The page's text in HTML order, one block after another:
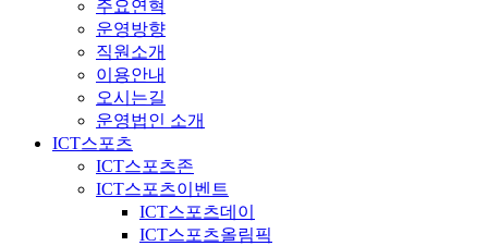
주요연혁
운영방향
직원소개
이용안내
오시는길
운영법인 소개
ICT스포츠
ICT스포츠존
ICT스포츠이벤트
ICT스포츠데이
ICT스포츠올림픽